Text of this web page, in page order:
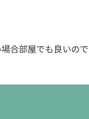
合部屋でも良いの